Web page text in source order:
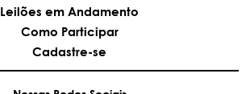
Leilões em Andamento
Como Participar
Cadastre-se